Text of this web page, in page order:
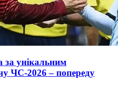
за унікальним
ЧС-2026 – попереду